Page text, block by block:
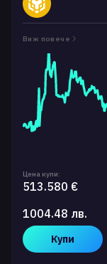
Виж повече
Цена купи:
513.580 €
1004.48 лв.
Купи